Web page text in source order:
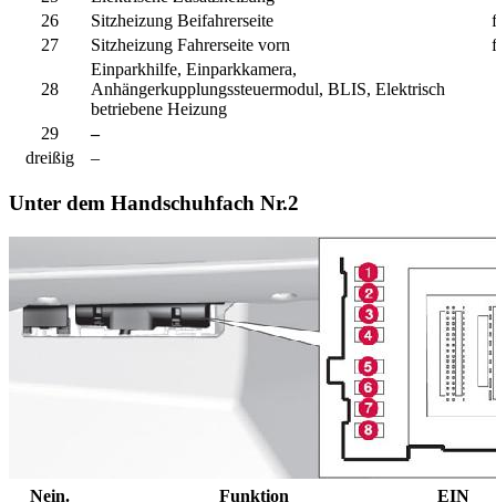
26
Sitzheizung Beifahrerseite
27
Sitzheizung Fahrerseite vorn
28
Einparkhilfe, Einparkkamera,
Anhängerkupplungssteuermodul, BLIS, Elektrisch
betriebene Heizung
29
–
dreißig
–
Unter dem Handschuhfach Nr.2
Nein. Funktion
EIN